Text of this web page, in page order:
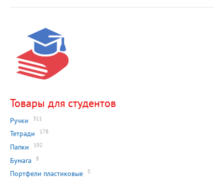
Товары для студентов
Ручки 311
Тетради 178
Папки 192
Бумага 8
Портфели пластиковые 5